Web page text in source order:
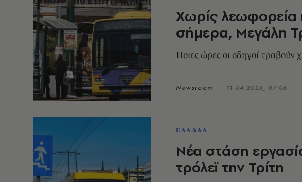
Χωρίς λεωφορεία
σήμερα, Μεγάλη
Ποιες ώρες οι οδηγοί τραβούν
Newsroom 11.04.2023, 07:06
ΕΛΛΑΔΑ
Νέα στάση
τρόλεϊ την Τρίτη